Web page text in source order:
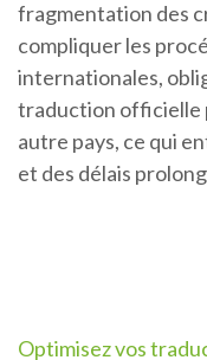
fragmentation des
compliquer les
internationales,
traduction officielle
autre pays, ce qui
et des délais
Optimisez vos